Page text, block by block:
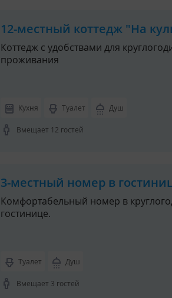
12-местный коттедж "На
Коттедж с удобствами для
проживания
Кухня Туалет Душ
Вмещает 12 гостей
3-местный номер в
Комфортабельный номер в
гостинице.
Туалет Душ
Вмещает 3 гостей